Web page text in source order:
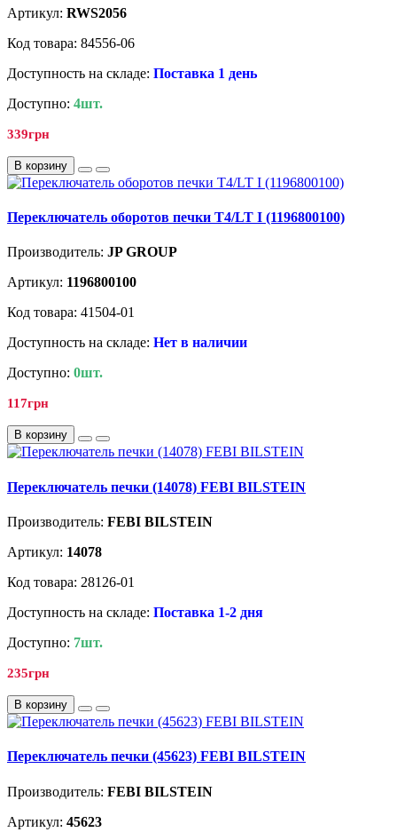
Артикул: RWS2056
Код товара: 84556-06
Доступность на складе: Поставка 1 день
Доступно: 4шт.
339грн
В корзину
Переключатель оборотов печки T4/LT I (1196800100)
Производитель: JP GROUP
Артикул: 1196800100
Код товара: 41504-01
Доступность на складе: Нет в наличии
Доступно: 0шт.
117грн
В корзину
Переключатель печки (14078) FEBI BILSTEIN
Производитель: FEBI BILSTEIN
Артикул: 14078
Код товара: 28126-01
Доступность на складе: Поставка 1-2 дня
Доступно: 7шт.
235грн
В корзину
Переключатель печки (45623) FEBI BILSTEIN
Производитель: FEBI BILSTEIN
Артикул: 45623